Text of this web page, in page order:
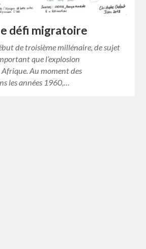
défi migratoire
de troisième millénaire, de sujet
que l’explosion
Au moment des
les années 1960,…